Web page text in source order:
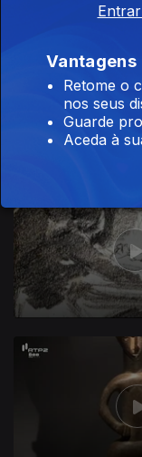
Vantagens
Retome o
nos seus
Guarde
Aceda à